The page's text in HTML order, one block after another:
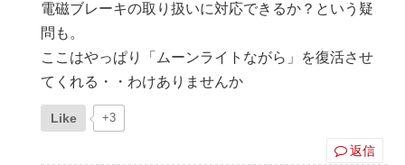
電磁ブレーキの取り扱いに対応できるか？という疑
問も。
ここはやっぱり「ムーンライトながら」を復活させ
てくれる・・わけありませんか
Like +3
返信